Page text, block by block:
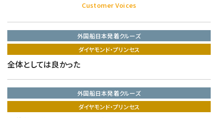
Customer Voices
外国船日本発着クルーズ
ダイヤモンド・プリンセス
全体としては良かった
外国船日本発着クルーズ
ダイヤモンド・プリンセス